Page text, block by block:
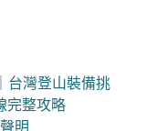
灣登山裝備挑
完整攻略
明